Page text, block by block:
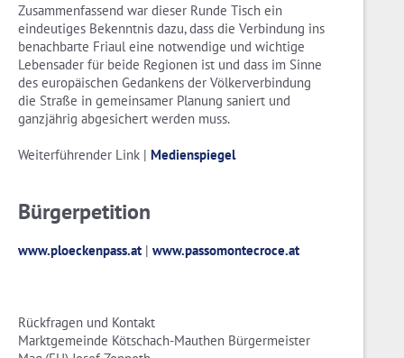
Zusammenfassend war dieser Runde Tisch ein
eindeutiges Bekenntnis dazu, dass die Verbindung ins
benachbarte Friaul eine notwendige und wichtige
Lebensader für beide Regionen ist und dass im Sinne
des europäischen Gedankens der Völkerverbindung
die Straße in gemeinsamer Planung saniert und
ganzjährig abgesichert werden muss.
Weiterführender Link | Medienspiegel
Bürgerpetition
www.ploeckenpass.at | www.passomontecroce.at
Rückfragen und Kontakt
Marktgemeinde Kötschach-Mauthen Bürgermeister